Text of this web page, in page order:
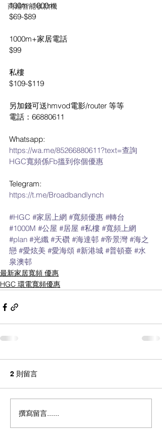
商鋪智能收款機
100m -1000m
$69-$89
1000m+家居電話
$99
私樓
$109-$119
另加錢可送hmvod電影/router 等等
電話：66880611
Whatsapp:
https://wa.me/85266880611?text=查詢
HGC寬頻係Fb搵到你個優惠
Telegram:
https://t.me/Broadbandlynch
#HGC #家居上網 #寬頻優惠 #轉台
#1000M #公屋 #居屋 #私樓 #寬頻上網
#plan #光纖 #天礸 #海達邨 #帝景灣 #海之
戀 #愛炫美 #愛海頌 #新港城 #普頓臺 #水
泉澳邨
最新家居寬頻 優惠
HGC 環電寬頻優惠
2 則留言
撰寫留言......